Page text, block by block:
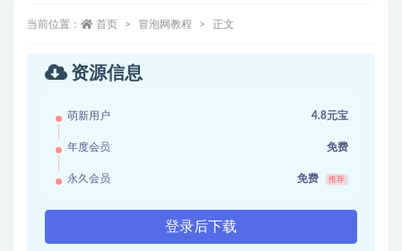
当前位置： 首页 冒泡网教程 正文
资源信息
萌新用户 4.8元宝
年度会员 免费
永久会员 免费 推荐
登录后下载